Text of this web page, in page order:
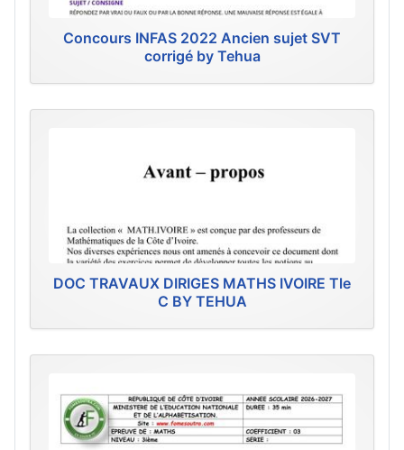
Concours INFAS 2022 Ancien sujet SVT
corrigé by Tehua
DOC TRAVAUX DIRIGES MATHS IVOIRE Tle
C BY TEHUA